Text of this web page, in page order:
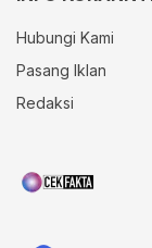
Hubungi Kami
Pasang Iklan
Redaksi